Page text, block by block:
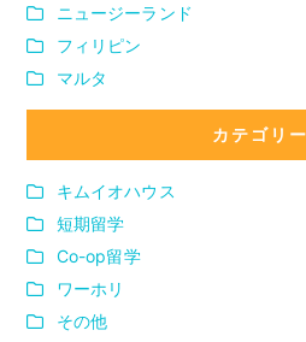
ニュージーランド
フィリピン
マルタ
カテゴリ
キムイオハウス
短期留学
Co-op留学
ワーホリ
その他